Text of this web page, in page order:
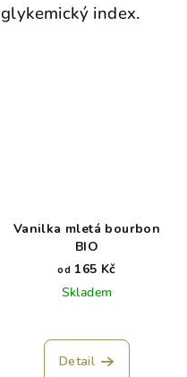
glykemický index.
Vanilka mletá bourbon
BIO
od 165 Kč
Skladem
Detail